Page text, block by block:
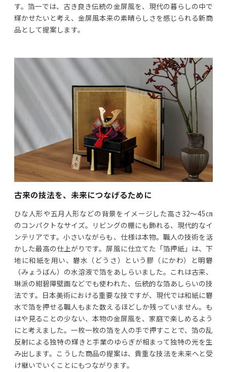
す。箔一では、古き良き伝統の金屏風を、現代の暮らしの中で
輝かせたいと考え、金屏風本来の素晴らしさを感じられる新商
品として提案します。
古来の技法を、未来につなげるために
ひな人形や五月人形などの背景をイメージした高さ32～45㎝
のコンパクトなサイズ。リビングの棚にも飾れる、現代的なイ
ンテリアです。小さいながらも、仕様は本物。職人の技術を活
かした最高の仕上がりです。屏風に仕立てた「箔押紙」は、下
地に和紙を用い、礬水（どうさ）という膠（にかわ）と明礬
（みょうばん）の水溶液で箔をあしらいました。これは古来、
琳派の紺碧障壁画などでも使われた、伝統的な箔あしらいの技
法です。日本美術における重要な技ですが、現代では和紙に礬
水で箔を押せる職人もまた数えるほどしか残っていません。も
はや見ることの少ない、本物の金屏風を、家庭で楽しめるよう
にと考えました。一枚一枚の箔を人の手で押すことで、箔の乱
反射による独特の輝きと手業のゆらぎが相まって独特の光を生
み出します。こうした商品の提案は、貴重な技法を未来へと受
け継いでいくことにもつながります。